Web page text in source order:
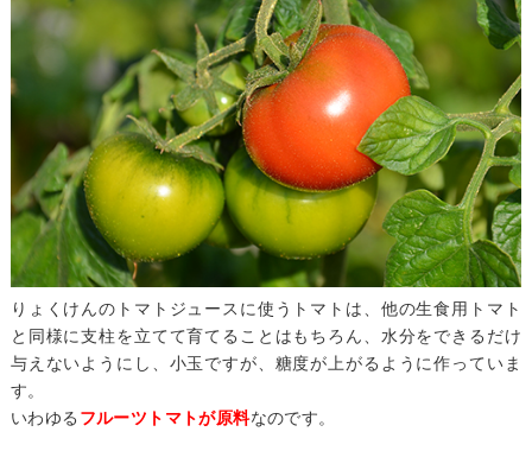
りょくけんのトマトジュースに使うトマトは、他の生食用トマト
と同様に支柱を立てて育てることはもちろん、水分をできるだけ
与えないようにし、小玉ですが、糖度が上がるように作っていま
す。
いわゆる フルーツトマトが原料なのです。